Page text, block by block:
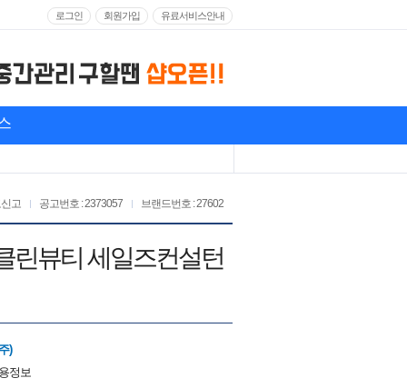
로그인 회원가입 유료서비스안내
브랜드번호 : 27602
공고번호 : 2373057
고
린뷰티 세일즈컨설턴
)
정보